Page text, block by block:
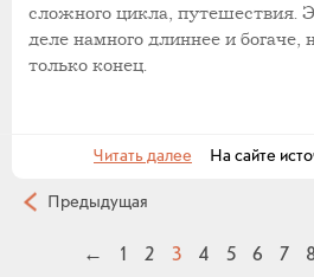
сложного цикла, путешествия.
деле намного длиннее и
только конец.
Читать далее На сайте
Предыдущая
← 1 2 3 4 5 6 7